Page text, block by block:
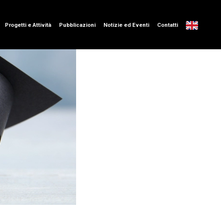
Progetti e Attività Pubblicazioni Notizie ed Eventi Contatti